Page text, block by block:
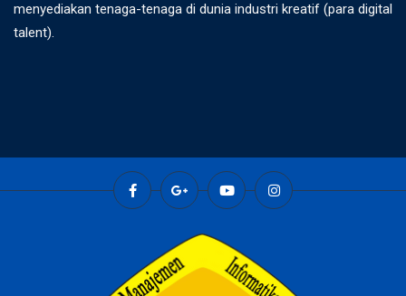
menyediakan tenaga-tenaga di dunia industri kreatif (para digital
talent).